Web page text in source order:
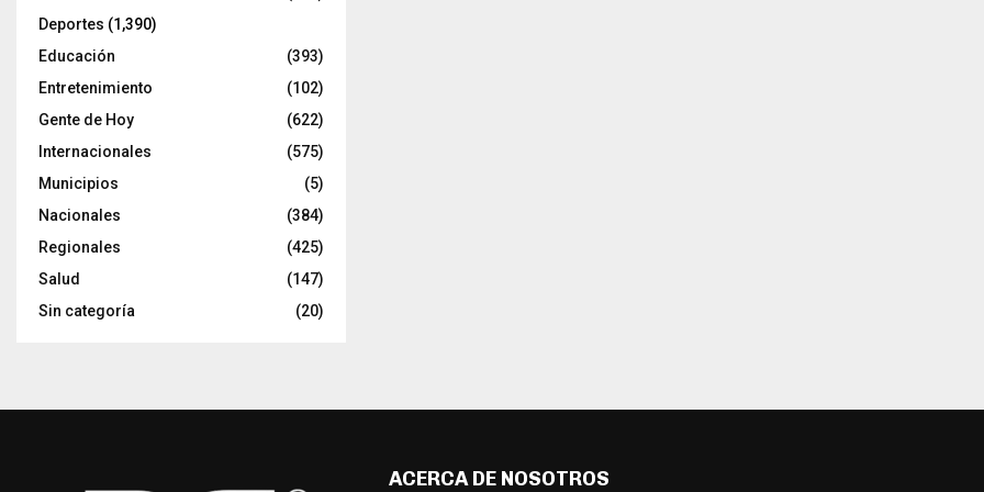
Deportes (1,390)
Educación
(393)
Entretenimiento
(102)
Gente de Hoy
(622)
Internacionales
(575)
Municipios
(5)
Nacionales
(384)
Regionales
(425)
Salud
(147)
Sin categoría
(20)
ACERCA DE NOSOTROS